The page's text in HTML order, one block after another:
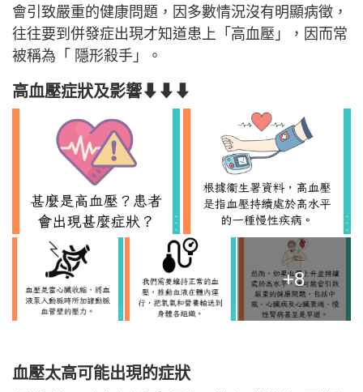
會引致嚴重的健康問題，因多數情況沒有明顯病徵，
往往要到併發症出現才知道患上「高血壓」，因而常
被稱為「 隱形殺手」。
高血壓症狀及影響⬇⬇⬇
+8
血壓太高可能出現的症狀